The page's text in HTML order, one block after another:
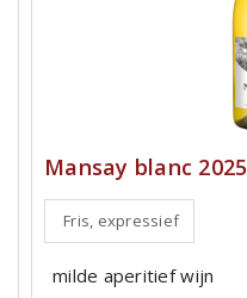
Mansay blanc 2025
Fris, expressief
milde aperitief wijn